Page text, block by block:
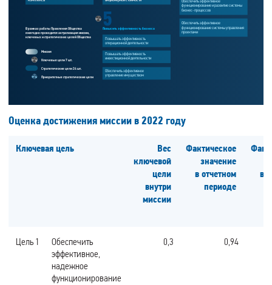
Повышать эффективность
операционной деятельности
Повышать эффективность
инвестиционной деятельности
Обеспечить эффективное
управление имуществом
Обеспечить эффективное
функционирование и развитие системы
бизнес-процессов
Обеспечить эффективное
функционирование системы управления
проектами
Повысить эффективность бизнеса
Миссия
Ключевые цели 7 шт.
Приоритетные стратегические цели
Стратегические цели 24 шт.
В рамках работы Правления Общества
ежегодно проводится актуализация миссии,
ключевых и стратегических целей Общества
Оценка достижения миссии в 2022 году
Ключевая цель
Вес
ключевой
цели
внутри
миссии
Фактическое
значение
в отчетном
периоде
в
Цель 1
Обеспечить
эффективное,
надежное
функционирование
0,3 0,94